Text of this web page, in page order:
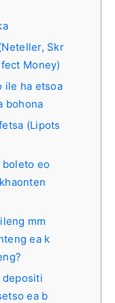
Skr
Money)
ile ha etsoa
bohona
(Lipots
boleto eo
mm
ea k
depositi
ea b